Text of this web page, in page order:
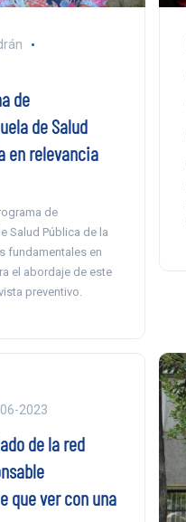
de
de Salud
en relevancia
de
Salud Pública de la
fundamentales en
el abordaje de este
preventivo.
2023
de la red
que ver con una